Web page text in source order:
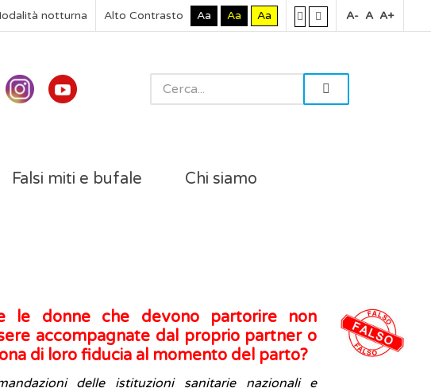
notturna Alto Contrasto Aa Aa Aa A- A A+
Falsi miti e bufale Chi siamo
le donne che devono partorire non
accompagnate dal proprio partner o
di loro fiducia al momento del parto?
delle istituzioni sanitarie nazionali e